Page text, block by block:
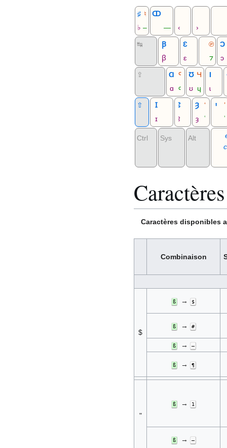
♯ ♮
♭ ‒
ↀ
―
‹ ›
↹
Ꞵ
ꞵ
Ɛ
ɛ
℗
⁊
Ɔ
ɔ
⇪ Ɑ Ꜥ
ɑ
ꜥ
Ʊ Ɥ
ʊ ɥ
Ɩ
ɩ
⇧
Ɪ
ɪ
Ꜣ
ꜣ
Ȝ
ʻ
ȝ
ʿ
Ꞌ
ʼ
ʾ
Ctrl Sys Alt
Caractères disponibles
Combinaison
$
ß → $
ß → #
ß → –
ß → ¶
"
ß → 1
ß → —